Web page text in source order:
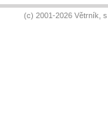
(c) 2001-2026 Větrník,